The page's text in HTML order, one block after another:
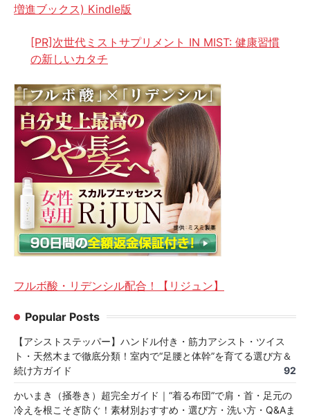
増進ブックス) Kindle版
[PR]次世代ミストサプリメント IN MIST: 健康習慣
の新しいカタチ
フルボ酸・リデンシル配合！【リジュン】
Popular Posts
【アシストステッパー】ハンドル付き・筋力アシスト・ツイス
ト・天然木まで徹底分類！室内で“足腰と体幹”を育てる選び方＆
続け方ガイド
92
かいまき（掻巻き）超完全ガイド｜“着る布団”で肩・首・足元の
冷えを根こそぎ防ぐ！素材別おすすめ・選び方・洗い方・Q&Aま